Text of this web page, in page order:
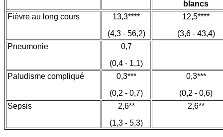
blancs
Fièvre au long cours
13,3****
(4,3 - 56,2)
12,5****
(3,6 - 43,4)
Pneumonie
0,7
(0,4 - 1,1)
Paludisme compliqué
0,3***
(0,2 - 0,7)
0,3***
(0,2 - 0,6)
Sepsis
2,6**
(1,3 - 5,3)
2,6**